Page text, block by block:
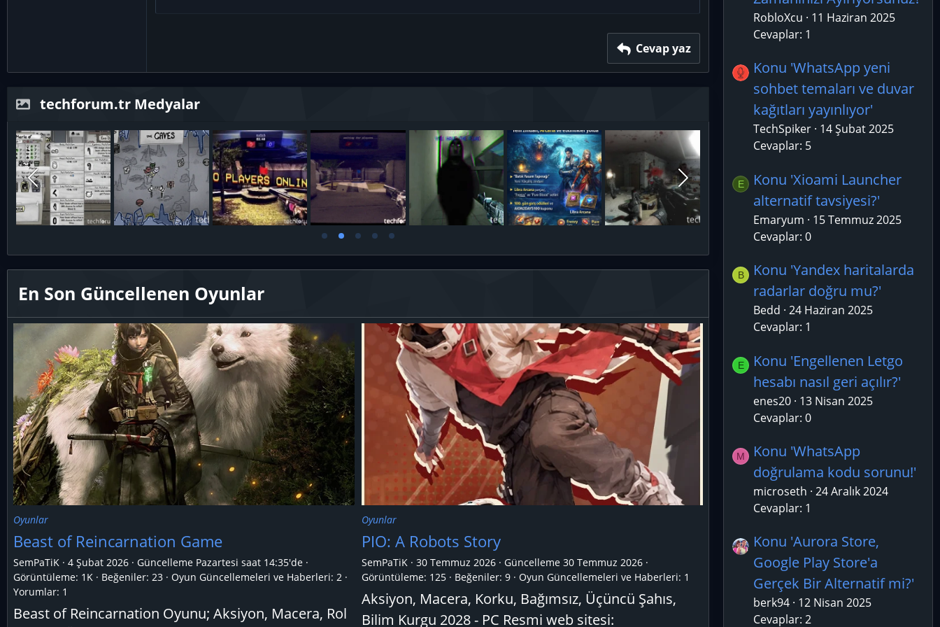
Cevap yaz
techforum.tr Medyalar
En Son Güncellenen Oyunlar
Oyunlar
Beast of Reincarnation Game
SemPaTiK 4 Şubat 2026 Güncelleme Pazartesi saat 14:35'de
Görüntüleme: 1K
Beğeniler: 23 Oyun Güncellemeleri ve Haberleri: 2
Yorumlar: 1
Beast of Reincarnation Oyunu; Aksiyon, Macera, Rol
Oyunlar
PIO: A Robots Story
SemPaTiK 30 Temmuz 2026 Güncelleme 30 Temmuz 2026
Görüntüleme: 125
Beğeniler: 9 Oyun Güncellemeleri ve Haberleri: 1
Aksiyon, Macera, Korku, Bağımsız, Üçüncü Şahıs,
Bilim Kurgu 2028 - PC Resmi web sitesi:
RobloXcu
11 Haziran 2025
Cevaplar: 1
Konu 'WhatsApp yeni
sohbet temaları ve duvar
kağıtları yayınlıyor'
TechSpiker 14 Şubat 2025
Cevaplar: 5
E
Konu 'Xioami Launcher
alternatif tavsiyesi?'
Emaryum
15 Temmuz 2025
Cevaplar: 0
B
Konu 'Yandex haritalarda
radarlar doğru mu?'
Bedd 24 Haziran 2025
Cevaplar: 1
E
Konu 'Engellenen Letgo
hesabı nasıl geri açılır?'
enes20 13 Nisan 2025
Cevaplar: 0
M
Konu 'WhatsApp
doğrulama kodu sorunu!'
microseth 24 Aralık 2024
Cevaplar: 1
Konu 'Aurora Store,
Google Play Store'a
Gerçek Bir Alternatif mi?'
berk94 12 Nisan 2025
Cevaplar: 2